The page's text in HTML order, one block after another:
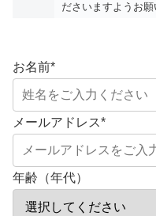
ださいますようお願
お名前*
メールアドレス*
年齢（年代）